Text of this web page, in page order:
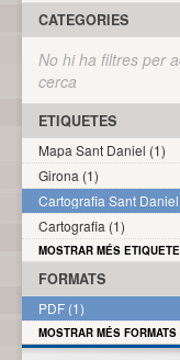
CATEGORIES
No hi ha filtres per
cerca
ETIQUETES
Mapa Sant Daniel (1)
Girona (1)
Cartografia Sant
Cartografia (1)
MOSTRAR MÉS
FORMATS
PDF (1)
MOSTRAR MÉS FORMATS